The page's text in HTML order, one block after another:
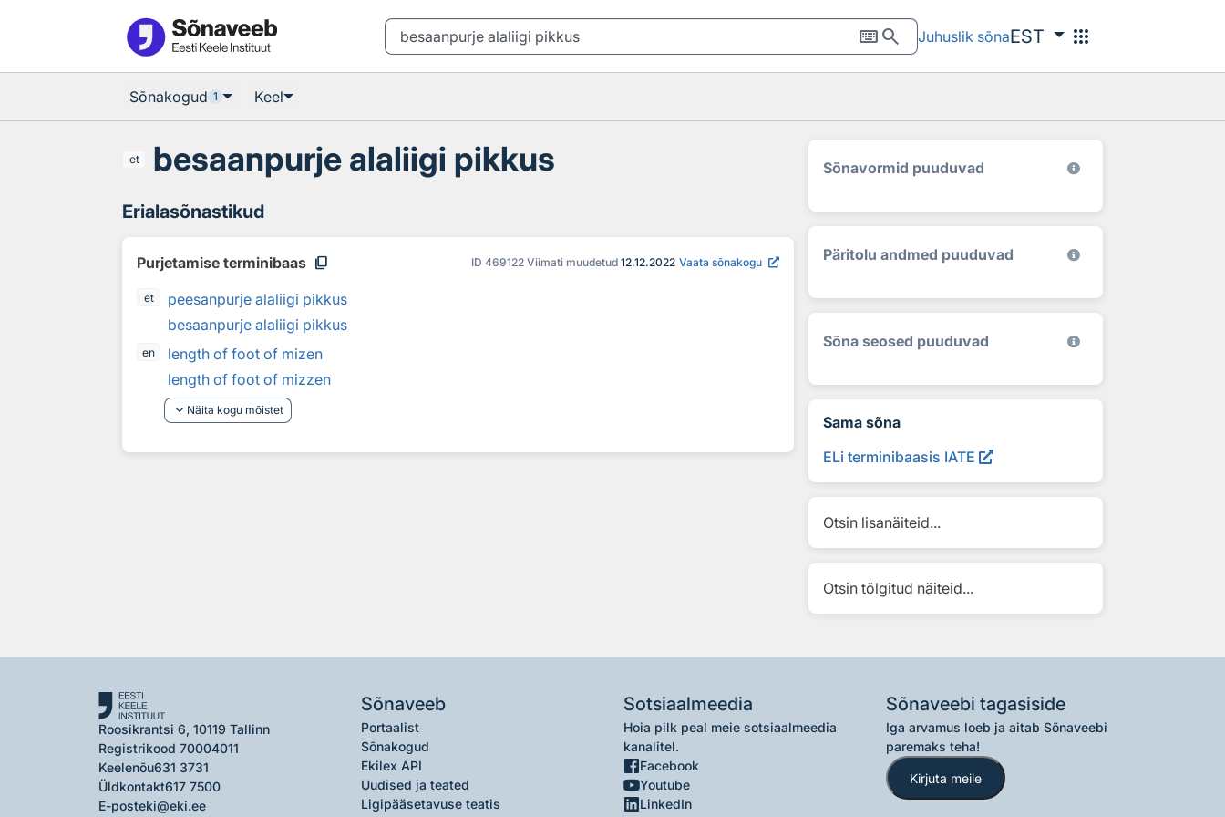
keyboardsearch Juhuslik sõnaEST apps
Sõnakogud 1 Keel
et besaanpurje alaliigi pikkus
Erialasõnastikud
Purjetamise terminibaas content_copy ID 469122 Viimati muudetud 12.12.2022 Vaata sõnakogu
et
peesanpurje alaliigi pikkus
besaanpurje alaliigi pikkus
en
length of foot of mizen
length of foot of mizzen
keyboard_arrow_down Näita kogu mõistet
Sõnavormid puuduvad
Päritolu andmed puuduvad
Sõna seosed puuduvad
Sama sõna
ELi terminibaasis IATE
Otsin lisanäiteid...
Otsin tõlgitud näiteid...
Roosikrantsi 6, 10119 Tallinn
Registrikood 70004011
Keelenõu631 3731
Üldkontakt617 7500
E-posteki@eki.ee
Sõnaveeb
Portaalist
Sõnakogud
Ekilex API
Uudised ja teated
Ligipääsetavuse teatis
Sotsiaalmeedia
Hoia pilk peal meie sotsiaalmeedia
kanalitel.
Facebook
Youtube
LinkedIn
Sõnaveebi tagasiside
Iga arvamus loeb ja aitab Sõnaveebi
paremaks teha!
Kirjuta meile